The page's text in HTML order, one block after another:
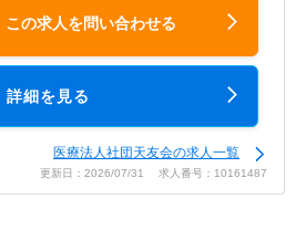
この求人を問い合わせる
詳細を見る
医療法人社団天友会の求人一覧
更新日：2026/07/31 求人番号：10161487